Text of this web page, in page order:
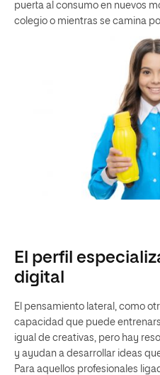
puerta al consumo en nuevos
colegio o mientras se camina
El perfil
digital
El pensamiento lateral, como
capacidad que puede
igual de creativas, pero hay
y ayudan a desarrollar ideas
Para aquellos profesionales